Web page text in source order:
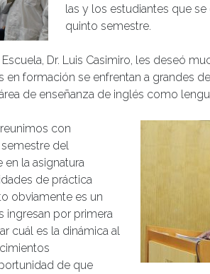
las y los estudiantes que
quinto semestre.
Dr. Luis Casimiro, les deseó
en formación se enfrentan a grandes
de enseñanza de inglés como
con
del
la asignatura
de práctica
obviamente es un
ingresan por primera
cuál es la dinámica al
de que